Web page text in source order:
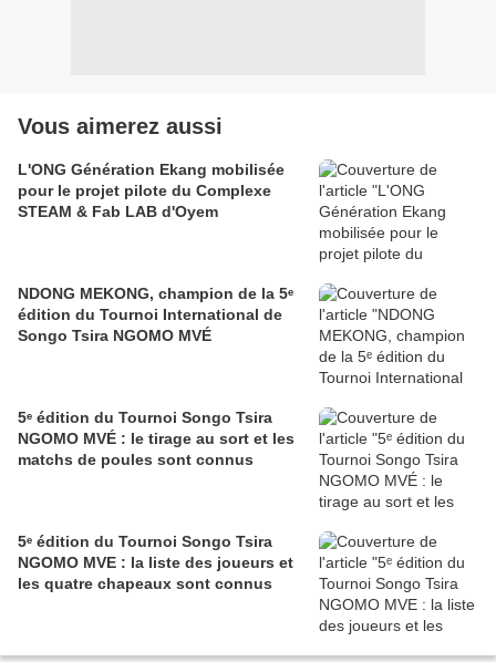
Vous aimerez aussi
L'ONG Génération Ekang mobilisée
pour le projet pilote du Complexe
STEAM & Fab LAB d'Oyem
NDONG MEKONG, champion de la 5ᵉ
édition du Tournoi International de
Songo Tsira NGOMO MVÉ
5ᵉ édition du Tournoi Songo Tsira
NGOMO MVÉ : le tirage au sort et les
matchs de poules sont connus
5ᵉ édition du Tournoi Songo Tsira
NGOMO MVE : la liste des joueurs et
les quatre chapeaux sont connus